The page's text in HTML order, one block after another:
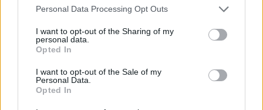
Personal Data Processing Opt Outs
I want to opt-out of the Sharing of my
personal data.
Opted In
I want to opt-out of the Sale of my
Personal Data.
Opted In